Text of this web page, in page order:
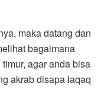
maka datang dan
bagaimana
agar anda bisa
akrab disapa laqaq